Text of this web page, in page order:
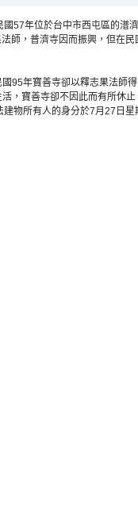
57年位於台中市西屯區的潽
師，普濟寺因而振興，但在
95年寶善寺卻以釋志果法師
，寶善寺卻不因此而有所休
物所有人的身分於7月27日